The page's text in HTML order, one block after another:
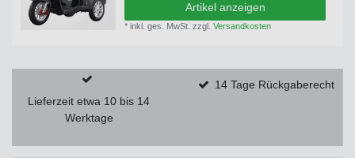
Artikel anzeigen
*inkl. ges. MwSt. zzgl.Versandkosten
Lieferzeit etwa 10 bis 14
Werktage
14 Tage Rückgaberecht